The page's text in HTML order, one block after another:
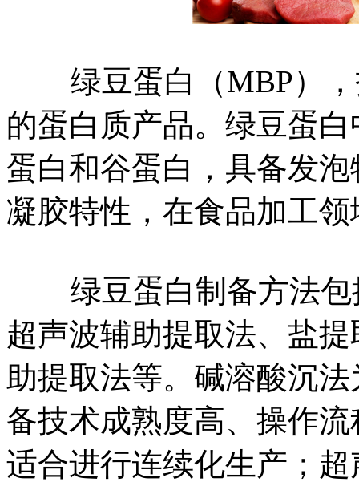
绿豆蛋白（MBP），
的蛋白质产品。绿豆蛋
蛋白和谷蛋白，具备发
凝胶特性，在食品加工
绿豆蛋白制备方法包
超声波辅助提取法、盐
助提取法等。碱溶酸沉
备技术成熟度高、操作
适合进行连续化生产；